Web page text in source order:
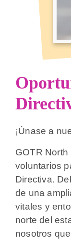
¡Únase a
GOTR
voluntarios
Directiva.
de una
vitales y
norte del
nosotros